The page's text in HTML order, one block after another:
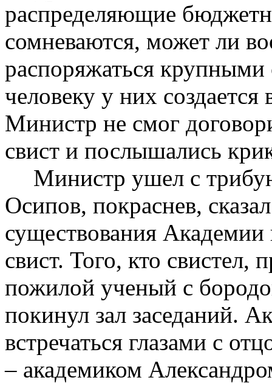
распределяющие
сомневаются, может ли
распоряжаться
человеку у них
Министр не смог
свист и послышались
Министр ушел с
Осипов, покраснев,
существования Академии
свист. Того, кто
пожилой ученый с
покинул зал заседаний.
встречаться глазами с
– академиком